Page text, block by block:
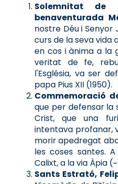
Solemnitat de
benaventurada
nostre Déu i Senyor
curs de la seva vida
en cos i ànima a la
veritat de fe,
l'Església, va ser
papa Pius XII (1950).
Commemoració
que per defensar la
Crist, que una
intentava profanar,
morir apedregat
les coses santes.
Calixt, a la via Àpia
Sants Estrató,